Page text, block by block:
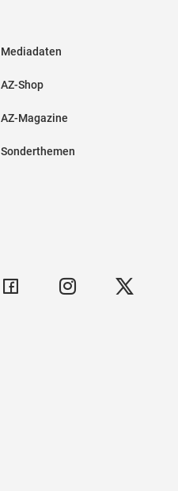
Mediadaten
AZ-Shop
AZ-Magazine
Sonderthemen